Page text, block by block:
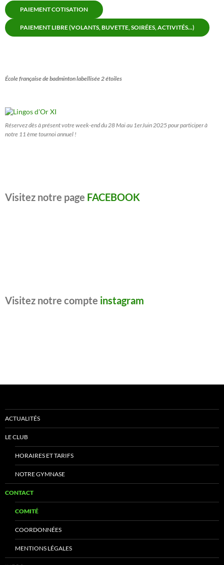
PAIEMENT COTISATION
PAIEMENT LIBRE (VOLANTS, BUVETTE, SOIRÉES, ACTIVITÉS...)
École française de badminton labellisée 2 étoiles
Réservez dès à présent votre week-end du 28 Mai au 1erJuin 2025 pour participer à
notre 11 ème tournoi annuel !
Visitez notre page FACEBOOK
Visitez notre compte instagram
ACTUALITÉS
LE CLUB
HORAIRES ET TARIFS
NOTRE GYMNASE
CONTACT
COMITÉ
COORDONNÉES
MENTIONS LÉGALES